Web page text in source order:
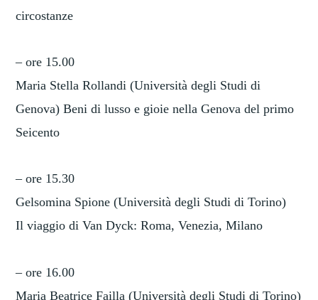
circostanze
– ore 15.00
Maria Stella Rollandi (Università degli Studi di
Genova) Beni di lusso e gioie nella Genova del primo
Seicento
– ore 15.30
Gelsomina Spione (Università degli Studi di Torino)
Il viaggio di Van Dyck: Roma, Venezia, Milano
– ore 16.00
Maria Beatrice Failla (Università degli Studi di Torino)